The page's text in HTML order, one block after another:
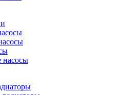
насосы